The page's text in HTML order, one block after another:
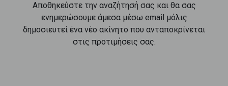
Αποθηκεύστε την αναζήτησή σας και θα σας
ενημερώσουμε άμεσα μέσω email μόλις
δημοσιευτεί ένα νέο ακίνητο που ανταποκρίνεται
στις προτιμήσεις σας.